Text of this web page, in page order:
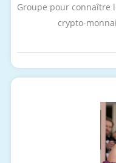
Groupe pour connaître
crypto-